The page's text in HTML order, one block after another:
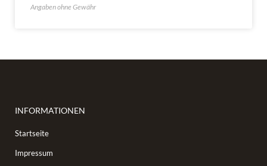
INFORMATIONEN
Startseite
Impressum